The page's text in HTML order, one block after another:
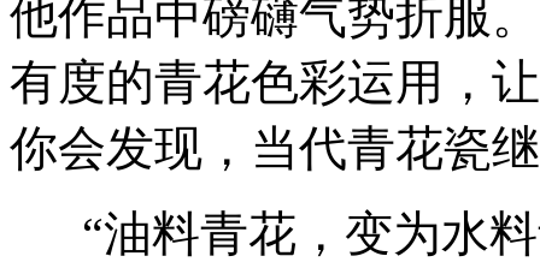
他作品中磅礴气势折服
有度的青花色彩运用，
你会发现，当代青花瓷
“油料青花，变为水料